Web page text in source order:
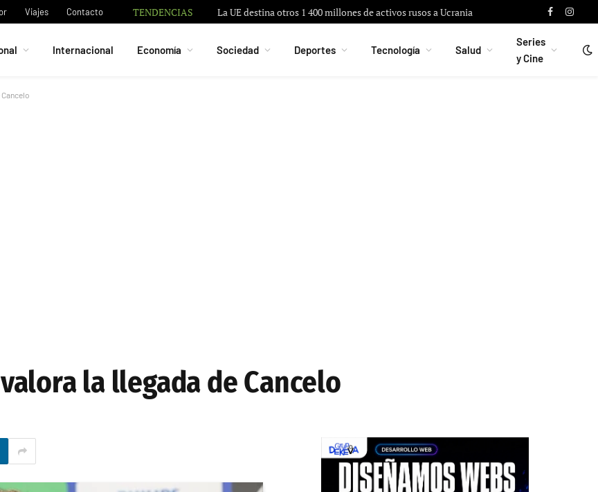
Viajes Contacto TENDENCIAS La UE destina otros 1 400 millones de activos rusos a Ucrania Facebook
Internacional Economía Sociedad Deportes Tecnología Salud
Series
y Cine
la llegada de Cancelo